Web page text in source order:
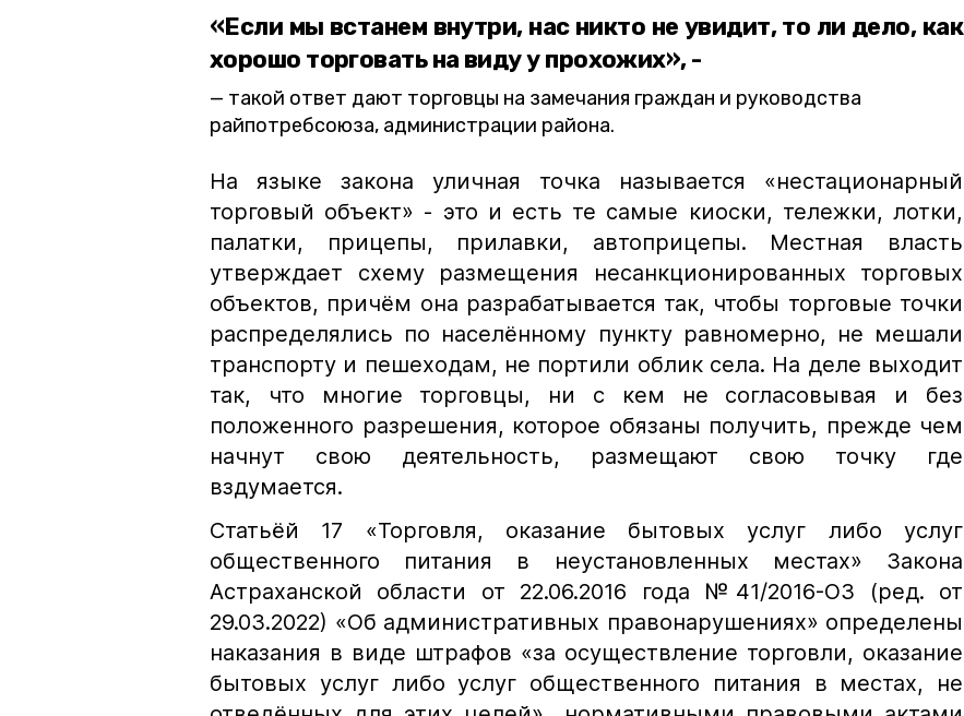
«Если мы встанем внутри, нас никто не увидит, то ли дело, как
хорошо торговать на виду у прохожих», -
такой ответ дают торговцы на замечания граждан и руководства
райпотребсоюза, администрации района.
На языке закона уличная точка называется «нестационарный
торговый объект» - это и есть те самые киоски, тележки, лотки,
палатки, прицепы, прилавки, автоприцепы. Местная власть
утверждает схему размещения несанкционированных торговых
объектов, причём она разрабатывается так, чтобы торговые точки
распределялись по населённому пункту равномерно, не мешали
транспорту и пешеходам, не портили облик села. На деле выходит
так, что многие торговцы, ни с кем не согласовывая и без
положенного разрешения, которое обязаны получить, прежде чем
начнут свою деятельность, размещают свою точку где
вздумается.
Статьёй 17 «Торговля, оказание бытовых услуг либо услуг
общественного питания в неустановленных местах» Закона
Астраханской области от 22.06.2016 года №41/2016-ОЗ (ред. от
29.03.2022) «Об административных правонарушениях» определены
наказания в виде штрафов «за осуществление торговли, оказание
бытовых услуг либо услуг общественного питания в местах, не